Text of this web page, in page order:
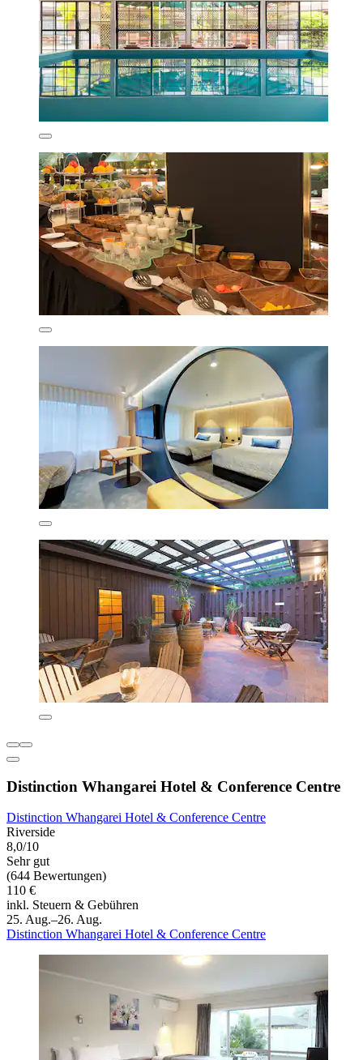
Distinction Whangarei Hotel & Conference Centre
Distinction Whangarei Hotel & Conference Centre
Riverside
8,0/10
Sehr gut
(644 Bewertungen)
110 €
inkl. Steuern & Gebühren
25. Aug.–26. Aug.
Distinction Whangarei Hotel & Conference Centre